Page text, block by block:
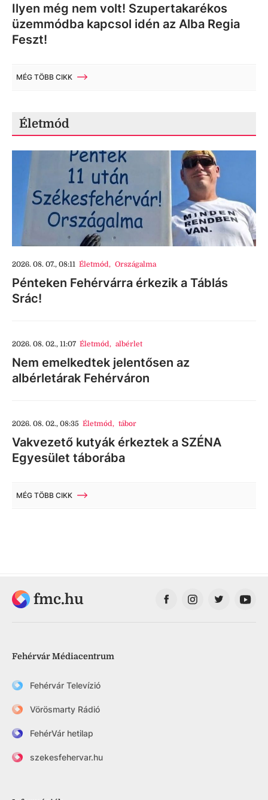
Ilyen még nem volt! Szupertakarékos
üzemmódba kapcsol idén az Alba Regia
Feszt!
MÉG TÖBB CIKK
Életmód
2026. 08. 07., 08:11 Életmód, Országalma
Pénteken Fehérvárra érkezik a Táblás
Srác!
2026. 08. 02., 11:07 Életmód, albérlet
Nem emelkedtek jelentősen az
albérletárak Fehérváron
2026. 08. 02., 08:35 Életmód, tábor
Vakvezető kutyák érkeztek a SZÉNA
Egyesület táborába
MÉG TÖBB CIKK
fmc.hu
Fehérvár Médiacentrum
Fehérvár Televízió
Vörösmarty Rádió
FehérVár hetilap
szekesfehervar.hu